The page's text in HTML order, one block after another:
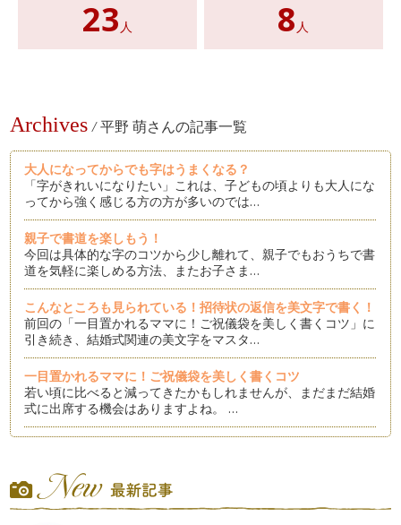
23 人 8 人
Archives / 平野 萌さんの記事一覧
大人になってからでも字はうまくなる？
「字がきれいになりたい」これは、子どもの頃よりも大人にな
ってから強く感じる方の方が多いのでは…
親子で書道を楽しもう！
今回は具体的な字のコツから少し離れて、親子でもおうちで書
道を気軽に楽しめる方法、またお子さま…
こんなところも見られている！招待状の返信を美文字で書く！
前回の「一目置かれるママに！ご祝儀袋を美しく書くコツ」に
引き続き、結婚式関連の美文字をマスタ…
一目置かれるママに！ご祝儀袋を美しく書くコツ
若い頃に比べると減ってきたかもしれませんが、まだまだ結婚
式に出席する機会はありますよね。 …
し、実際家事に育児に仕事に…
〇〇を意識すると字のバランスが激変！